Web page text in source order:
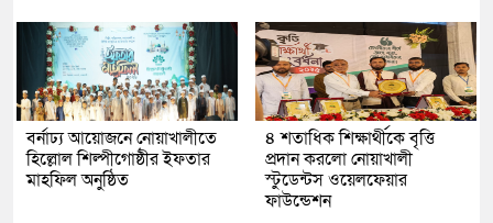
বর্নাঢ্য আয়োজনে নোয়াখালীতে
হিল্লোল শিল্পীগোষ্ঠীর ইফতার
মাহফিল অনুষ্ঠিত
৪ শতাধিক শিক্ষার্থীকে বৃত্তি
প্রদান করলো নোয়াখালী
স্টুডেন্টস ওয়েলফেয়ার
ফাউন্ডেশন